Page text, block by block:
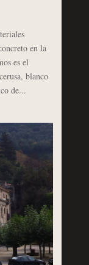
en la
es el
blanco
de...